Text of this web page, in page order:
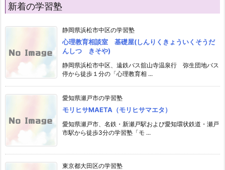
新着の学習塾
静岡県浜松市中区の学習塾
心理教育相談室 基礎屋(しんりくきょういくそうだ
んしつ きそや)
静岡県浜松市中区、遠鉄バス舘山寺温泉行 弥生団地バス
停から徒歩１分の「心理教育相 ...
愛知県瀬戸市の学習塾
モリヒサMAETA（モリヒサマエタ）
愛知県瀬戸市、名鉄・新瀬戸駅および愛知環状鉄道・瀬戸
市駅から徒歩3分の学習塾「モ ...
東京都大田区の学習塾